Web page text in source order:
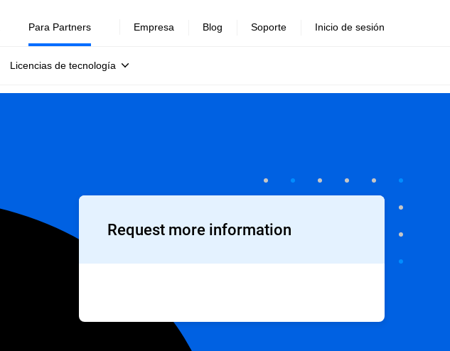
Para Partners
Licencias de tecnología
Empresa Blog Soporte Inicio de sesión
Request more information